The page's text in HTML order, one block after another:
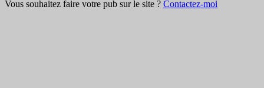
Vous souhaitez faire votre pub sur le site ? Contactez-moi